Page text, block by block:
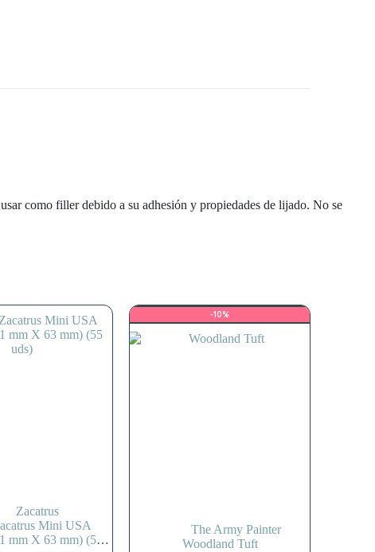
como filler debido a su adhesión y propiedades de lijado. No se
Zacatrus
Mini USA
mm X 63 mm) (55
-10%
The Army Painter
Woodland Tuft